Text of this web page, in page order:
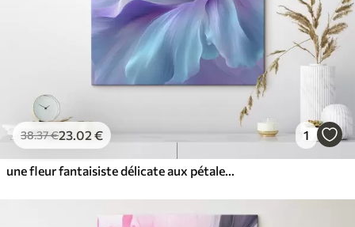
38.37€23.02 € 1
une fleur fantaisiste délicate aux pétales dans les tons violet, bleu et rose